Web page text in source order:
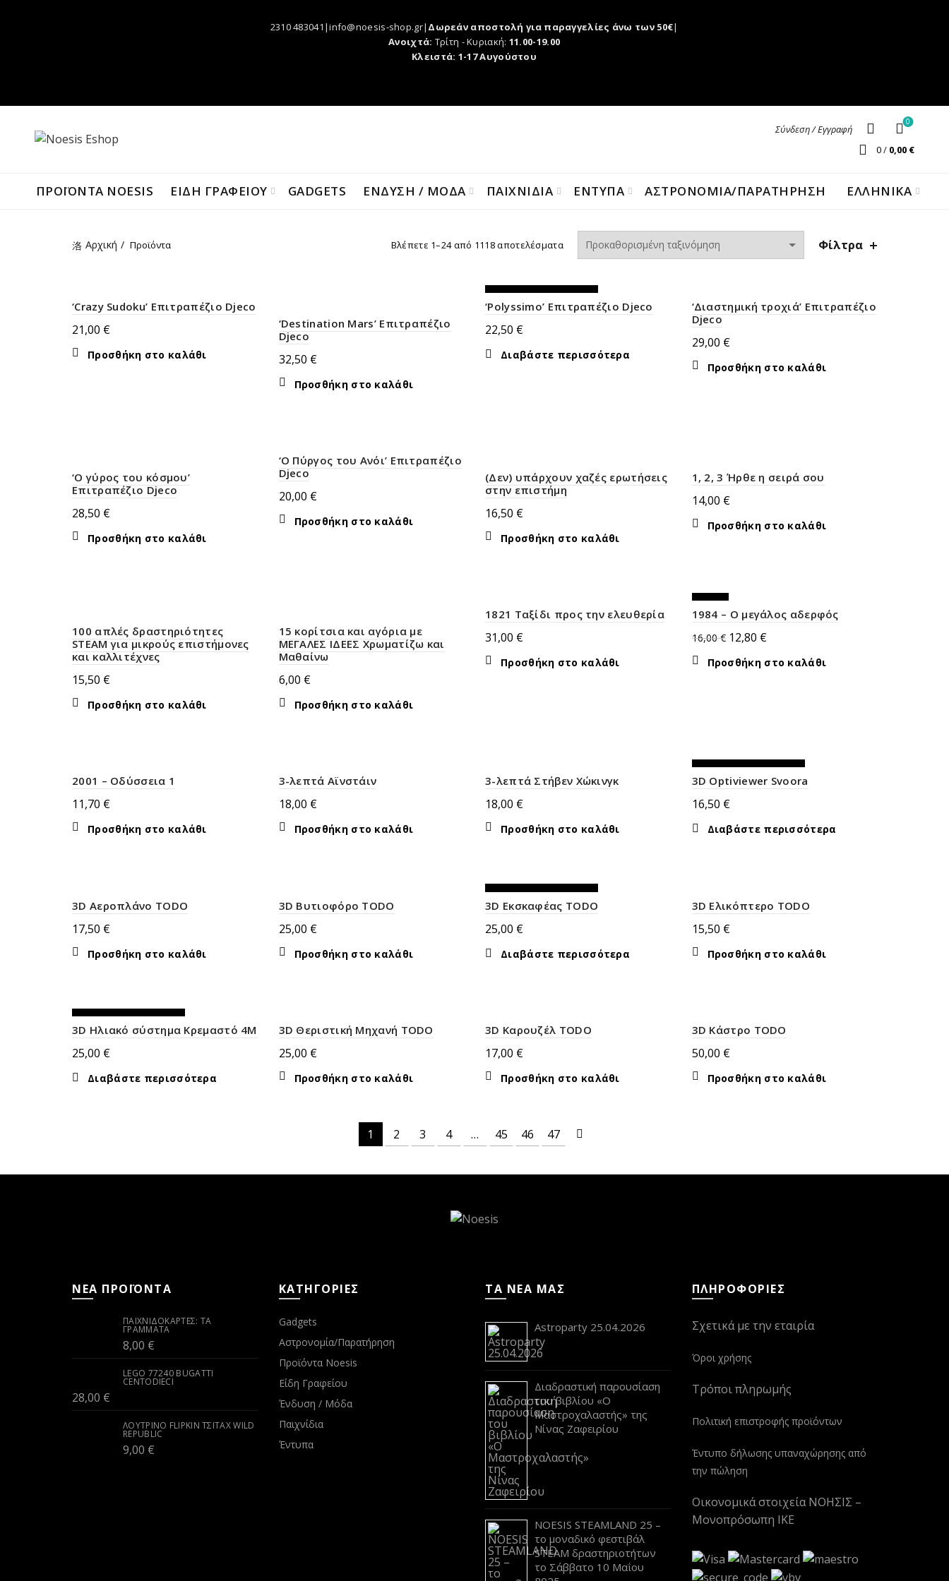
2310 483041|info@noesis-shop.gr| Δωρεάν αποστολή για παραγγελίες άνω των 50€|
Ανοιχτά: Τρίτη - Κυριακή: 11.00-19.00
Κλειστά: 1-17 Αυγούστου
Σύνδεση / Εγγραφή
0
0/ 0,00 €
ΠΡΟΪΌΝΤΑ NOESIS ΕΙΔΗ ΓΡΑΦΕΙΟΥ GADGETS ΕΝΔΥΣΗ / ΜΟΔΑ ΠΑΙΧΝΙΔΙΑ ΕΝΤΥΠΑ ΑΣΤΡΟΝΟΜΊΑ/ΠΑΡΑΤΉΡΗΣΗ ΕΛΛΗΝΙΚΑ
Αρχική Προϊόντα Βλέπετε 1–24 από 1118 αποτελέσματα Φίλτρα
‘Crazy Sudoku’ Επιτραπέζιο Djeco
21,00 €
Προσθήκη στο καλάθι
‘Destination Mars’ Επιτραπέζιο
Djeco
32,50 €
Προσθήκη στο καλάθι
ΕΚΤΌΣ ΑΠΟΘΈΜΑΤΟΣ
‘Polyssimo’ Επιτραπέζιο Djeco
22,50 €
Διαβάστε περισσότερα
‘Διαστημική τροχιά’ Επιτραπέζιο
Djeco
29,00 €
Προσθήκη στο καλάθι
‘Ο γύρος του κόσμου’
Επιτραπέζιο Djeco
28,50 €
Προσθήκη στο καλάθι
‘Ο Πύργος του Ανόι’ Επιτραπέζιο
Djeco
20,00 €
Προσθήκη στο καλάθι
(Δεν) υπάρχουν χαζές ερωτήσεις
στην επιστήμη
16,50 €
Προσθήκη στο καλάθι
1, 2, 3 Ήρθε η σειρά σου
14,00 €
Προσθήκη στο καλάθι
100 απλές δραστηριότητες
STEAM για μικρούς επιστήμονες
και καλλιτέχνες
15,50 €
Προσθήκη στο καλάθι
15 κορίτσια και αγόρια με
ΜΕΓΑΛΕΣ ΙΔΕΕΣ Χρωματίζω και
Μαθαίνω
6,00 €
Προσθήκη στο καλάθι
1821 Ταξίδι προς την ελευθερία
31,00 €
Προσθήκη στο καλάθι
-20%
1984 – Ο μεγάλος αδερφός
16,00€ Original
price
was:
12,80 €Η
τρέχουσα
Προσθήκη στο καλάθι
2001 – Οδύσσεια 1
11,70 €
Προσθήκη στο καλάθι
3-λεπτά Αϊνστάιν
18,00 €
Προσθήκη στο καλάθι
3-λεπτά Στήβεν Χώκινγκ
18,00 €
Προσθήκη στο καλάθι
ΕΚΤΌΣ ΑΠΟΘΈΜΑΤΟΣ
3D Optiviewer Svoora
16,50 €
Διαβάστε περισσότερα
3D Αεροπλάνο TODO
17,50 €
Προσθήκη στο καλάθι
3D Βυτιοφόρο TODO
25,00 €
Προσθήκη στο καλάθι
ΕΚΤΌΣ ΑΠΟΘΈΜΑΤΟΣ
3D Εκσκαφέας TODO
25,00 €
Διαβάστε περισσότερα
3D Ελικόπτερο TODO
15,50 €
Προσθήκη στο καλάθι
ΕΚΤΌΣ ΑΠΟΘΈΜΑΤΟΣ
3D Ηλιακό σύστημα Κρεμαστό 4M
25,00 €
Διαβάστε περισσότερα
3D Θεριστική Μηχανή TODO
25,00 €
Προσθήκη στο καλάθι
3D Καρουζέλ TODO
17,00 €
Προσθήκη στο καλάθι
3D Κάστρο TODO
50,00 €
Προσθήκη στο καλάθι
1 2 3 4 … 45 46 47
ΝΕΑ ΠΡΟΪΟΝΤΑ
ΠΑΙΧΝΙΔΟΚΆΡΤΕΣ: ΤΑ
ΓΡΆΜΜΑΤΑ
8,00 €
LEGO 77240 BUGATTI
CENTODIECI
28,00 €
ΛΟΎΤΡΙΝΟ FLIPKIN ΤΣΙΤΆΧ WILD
REPUBLIC
9,00 €
ΚΑΤΗΓΟΡΙΕΣ
Gadgets
Αστρονομία/Παρατήρηση
Προϊόντα Noesis
Είδη Γραφείου
Ένδυση / Μόδα
Παιχνίδια
Έντυπα
ΤΑ ΝΕΑ ΜΑΣ
Astroparty 25.04.2026
Διαδραστική παρουσίαση
του βιβλίου «Ο
Μαστροχαλαστής» της
Νίνας Ζαφειρίου
NOESIS STEAMLAND 25 –
το μοναδικό φεστιβάλ
STEAM δραστηριοτήτων
το Σάββατο 10 Μαΐου
ΠΛΗΡΟΦΟΡΙΕΣ
Σχετικά με την εταιρία
Όροι χρήσης
Τρόποι πληρωμής
Πολιτική επιστροφής προϊόντων
Έντυπο δήλωσης υπαναχώρησης από
την πώληση
Οικονομικά στοιχεία ΝΟΗΣΙΣ –
Μονοπρόσωπη ΙΚΕ